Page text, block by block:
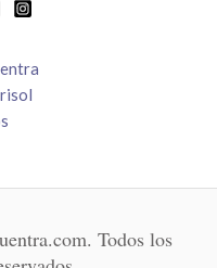
Todos los